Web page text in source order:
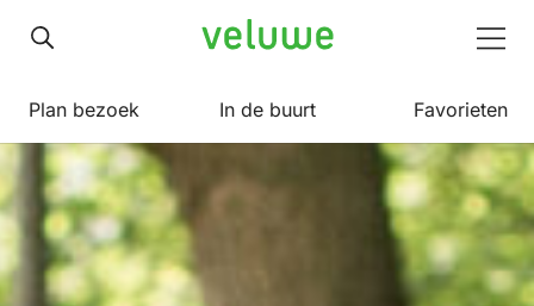
Veluwe
Plan bezoek In de buurt Favorieten